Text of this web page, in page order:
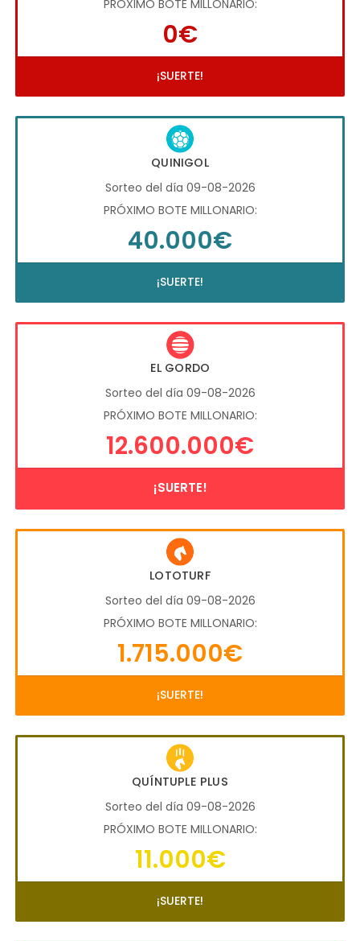
PRÓXIMO BOTE MILLONARIO:
0€
¡SUERTE!
QUINIGOL
Sorteo del día 09-08-2026
PRÓXIMO BOTE MILLONARIO:
40.000€
¡SUERTE!
EL GORDO
Sorteo del día 09-08-2026
PRÓXIMO BOTE MILLONARIO:
12.600.000€
¡SUERTE!
LOTOTURF
Sorteo del día 09-08-2026
PRÓXIMO BOTE MILLONARIO:
1.715.000€
¡SUERTE!
QUÍNTUPLE PLUS
Sorteo del día 09-08-2026
PRÓXIMO BOTE MILLONARIO:
11.000€
¡SUERTE!